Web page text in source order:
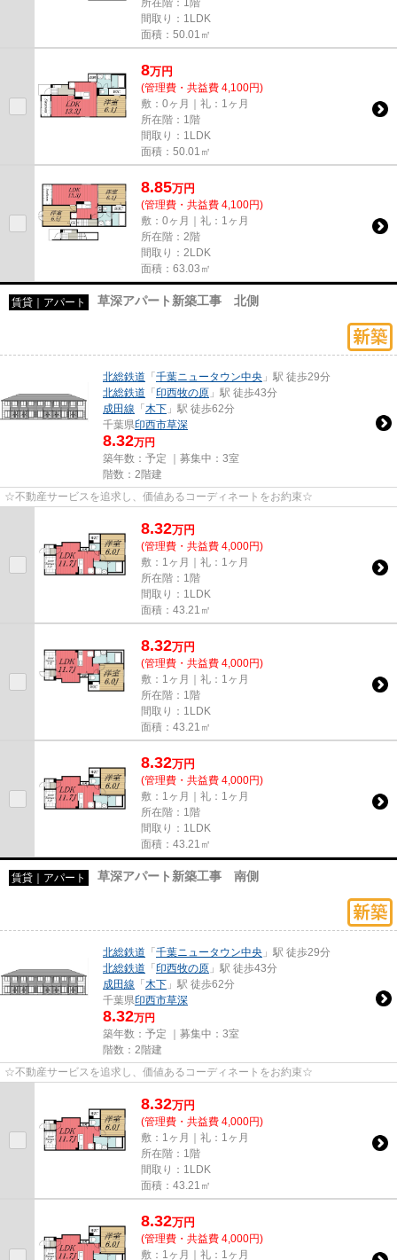
間取り：1LDK
面積：50.01㎡
8万円
(管理費・共益費 4,100円)
敷：0ヶ月｜礼：1ヶ月
所在階：1階
間取り：1LDK
面積：50.01㎡
8.85万円
(管理費・共益費 4,100円)
敷：0ヶ月｜礼：1ヶ月
所在階：2階
間取り：2LDK
面積：63.03㎡
賃貸｜アパート 草深アパート新築工事 北側
北総鉄道 「千葉ニュータウン中央 」駅 徒歩29分
北総鉄道 「印西牧の原 」駅 徒歩43分
成田線 「木下 」駅 徒歩62分
千葉県印西市草深
8.32万円
築年数：予定 ｜募集中： 3室
階数：2階建
☆不動産サービスを追求し、価値あるコーディネートをお約束☆
8.32万円
(管理費・共益費 4,000円)
敷：1ヶ月｜礼：1ヶ月
所在階：1階
間取り：1LDK
面積：43.21㎡
8.32万円
(管理費・共益費 4,000円)
敷：1ヶ月｜礼：1ヶ月
所在階：1階
間取り：1LDK
面積：43.21㎡
8.32万円
(管理費・共益費 4,000円)
敷：1ヶ月｜礼：1ヶ月
所在階：1階
間取り：1LDK
面積：43.21㎡
賃貸｜アパート 草深アパート新築工事 南側
北総鉄道 「千葉ニュータウン中央 」駅 徒歩29分
北総鉄道 「印西牧の原 」駅 徒歩43分
成田線 「木下 」駅 徒歩62分
千葉県印西市草深
8.32万円
築年数：予定 ｜募集中： 3室
階数：2階建
☆不動産サービスを追求し、価値あるコーディネートをお約束☆
8.32万円
(管理費・共益費 4,000円)
敷：1ヶ月｜礼：1ヶ月
所在階：1階
間取り：1LDK
面積：43.21㎡
8.32万円
(管理費・共益費 4,000円)
敷：1ヶ月｜礼：1ヶ月